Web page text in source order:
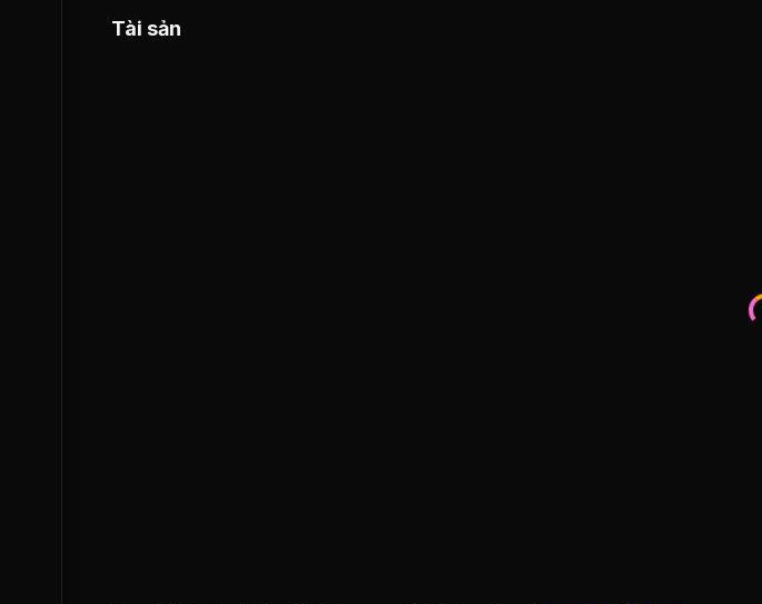
Tài sản